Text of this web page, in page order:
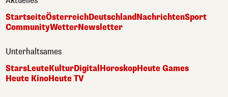
StartseiteÖsterreichDeutschlandNachrichtenSport
CommunityWetterNewsletter
Unterhaltsames
StarsLeuteKulturDigital HoroskopHeute Games
Heute KinoHeute TV